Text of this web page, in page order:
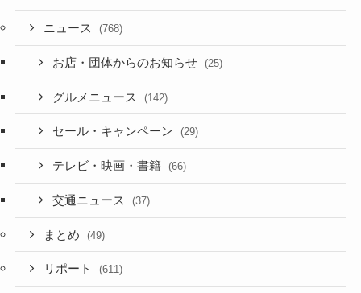
ニュース (768)
お店・団体からのお知らせ (25)
グルメニュース (142)
セール・キャンペーン (29)
テレビ・映画・書籍 (66)
交通ニュース (37)
まとめ (49)
リポート (611)